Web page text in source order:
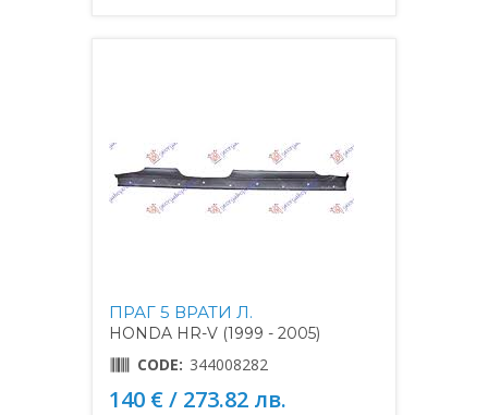
ПРАГ 5 ВРАТИ Л.
HONDA HR-V (1999 - 2005)
CODE: 344008282
140 € / 273.82 лв.